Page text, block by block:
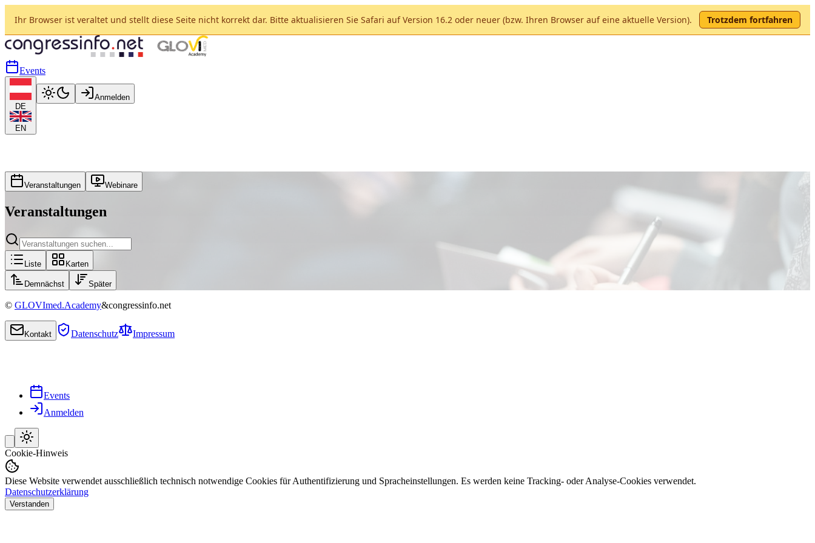
Ihr Browser ist veraltet und stellt diese Seite nicht korrekt dar. Bitte aktualisieren Sie Safari auf Version 16.2 oder neuer (bzw. Ihren Browser auf eine aktuelle Version). Trotzdem fortfahren
Events
DE
EN
Anmelden
Veranstaltungen Webinare
Veranstaltungen
Liste Karten
Demnächst Später
© GLOVImed.Academy&congressinfo.net
Kontakt Datenschutz Impressum
Events
Anmelden
Cookie-Hinweis
Diese Website verwendet ausschließlich technisch notwendige Cookies für Authentifizierung und Spracheinstellungen. Es werden keine Tracking- oder Analyse-Cookies verwendet.
Datenschutzerklärung
Verstanden